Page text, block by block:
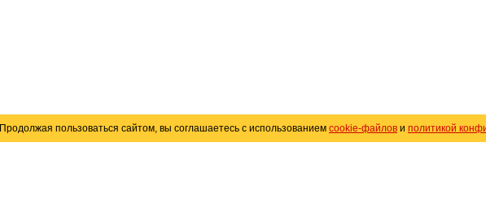
Продолжая пользоваться сайтом, вы соглашаетесь с использованием cookie-файлов и политикой